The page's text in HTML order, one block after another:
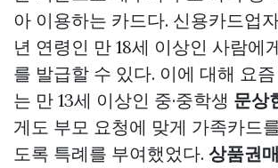
아 이용하는 카드다. 신용카드업
년 연령인 만 18세 이상인 사람에
를 발급할 수 있다. 이에 대해 요
는 만 13세 이상인 중·중학생 문상
게도 부모 요청에 맞게 가족카드
도록 특례를 부여했었다. 상품권